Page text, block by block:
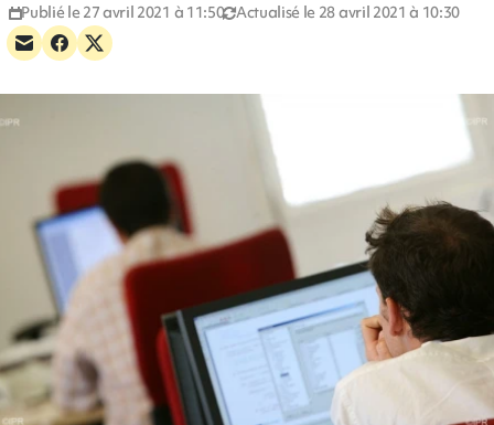
Publié le 27 avril 2021 à 11:50 Actualisé le 28 avril 2021 à 10:30